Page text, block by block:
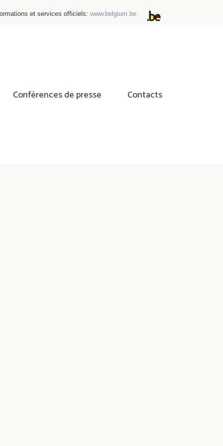
et services officiels: www.belgium.be
Conférences de presse Contacts